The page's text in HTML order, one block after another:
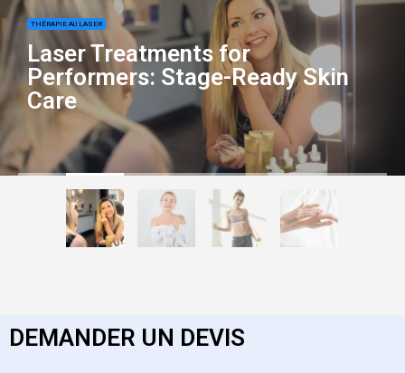
THÉRAPIE AU LASER
Laser Treatments for
Performers: Stage-Ready Skin
Care
DEMANDER UN DEVIS